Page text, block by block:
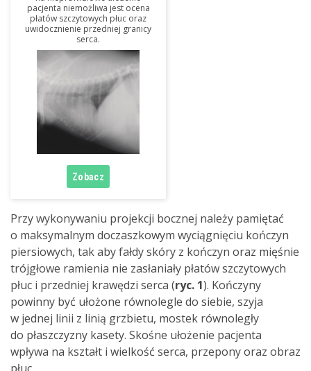
pacjenta niemożliwa jest ocena
płatów szczytowych płuc oraz
uwidocznienie przedniej granicy
serca.
Przy wykonywaniu projekcji bocznej należy pamiętać
o maksymalnym doczaszkowym wyciągnięciu kończyn
piersiowych, tak aby fałdy skóry z kończyn oraz mięśnie
trójgłowe ramienia nie zasłaniały płatów szczytowych
płuc i przedniej krawędzi serca (ryc. 1). Kończyny
powinny być ułożone równolegle do siebie, szyja
w jednej linii z linią grzbietu, mostek równoległy
do płaszczyzny kasety. Skośne ułożenie pacjenta
wpływa na kształt i wielkość serca, przepony oraz obraz